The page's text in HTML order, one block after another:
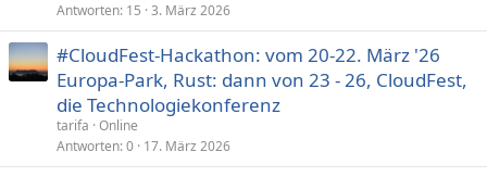
Antworten 15 3. März 2026
#CloudFest-Hackathon: vom 20-22. März '26
Europa-Park, Rust: dann von 23 - 26, CloudFest,
die Technologiekonferenz
tarifa Online
Antworten 0 17. März 2026